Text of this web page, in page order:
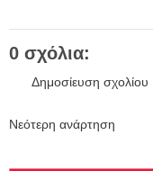
0 σχόλια:
Δημοσίευση σχολίου
Νεότερη ανάρτηση